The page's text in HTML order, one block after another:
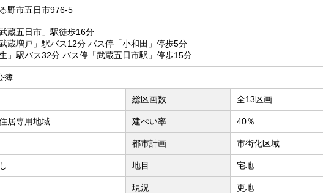
野市五日市976-5
蔵五日市」駅徒歩16分
蔵増戸」駅バス12分 バス停「小和田」停歩5分
」駅バス32分 バス停「武蔵五日市駅」停歩15分
簿
総区画数 全13区画
居専用地域 建ぺい率 40％
都市計画 市街化区域
地目 宅地
現況 更地